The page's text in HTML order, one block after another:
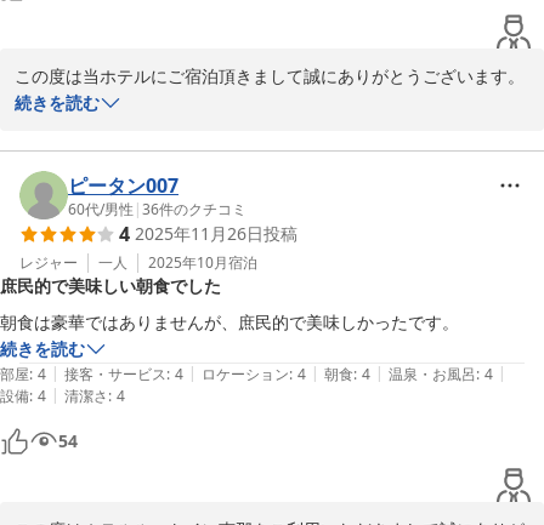
この度は当ホテルにご宿泊頂きまして誠にありがとうございます。
またご多忙の中口コミをお寄せ頂きまして重ねてお礼申し上げま
朝食が美味しかったと嬉しいお言葉を頂きましてありがとうござい
ます。
レストランスタッフが毎日日替わりでメニューを提供しておりまし
て、お客様の1日の活力になれば幸いでございます。
今後もお客様に快適に過ごして頂けます様スタッフ一同精進して参
ります。
お客様のまたのお越しを心よりお待ち申し上げております。
ホテルルートイン恵那
2025-12-10
続きを読む
ピータン007
60代/男性 |36件のクチコミ
4 2025年11月26日投稿
レジャー 一人 2025年10月宿泊
庶民的で美味しい朝食でした
朝食は豪華ではありませんが、庶民的で美味しかったです。
続きを読む
部屋: 4 | 接客・サービス: 4 | ロケーション: 4 | 朝食: 4 | 温泉・お風呂: 4 |
設備: 4 | 清潔さ: 4
54